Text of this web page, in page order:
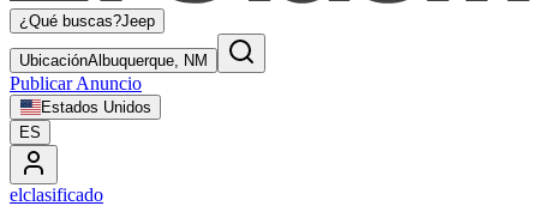
¿Qué buscas?Jeep
UbicaciónAlbuquerque, NM
Publicar Anuncio
Estados Unidos
ES
elclasificado